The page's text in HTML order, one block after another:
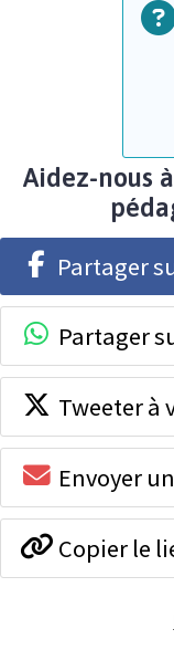
Aidez-nous
Partager
Partager
Tweeter à
Envoyer
Copier le